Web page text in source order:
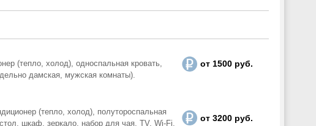
(тепло, холод), односпальная кровать,
дамская, мужская комнаты).
от 1500 руб.
(тепло, холод), полутороспальная
шкаф, зеркало, набор для чая, TV, Wi-Fi.
от 3200 руб.